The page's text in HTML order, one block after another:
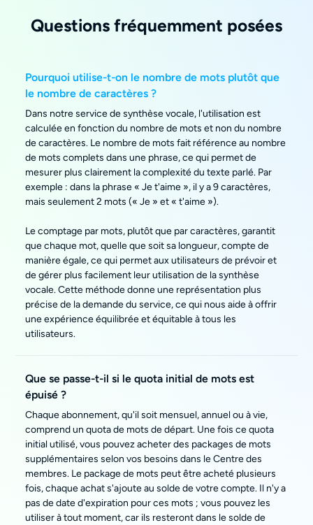
Questions fréquemment posées
Pourquoi utilise-t-on le nombre de mots plutôt que
le nombre de caractères ?
Dans notre service de synthèse vocale, l'utilisation est
calculée en fonction du nombre de mots et non du nombre
de caractères. Le nombre de mots fait référence au nombre
de mots complets dans une phrase, ce qui permet de
mesurer plus clairement la complexité du texte parlé. Par
exemple : dans la phrase « Je t'aime », il y a 9 caractères,
mais seulement 2 mots (« Je » et « t'aime »).
Le comptage par mots, plutôt que par caractères, garantit
que chaque mot, quelle que soit sa longueur, compte de
manière égale, ce qui permet aux utilisateurs de prévoir et
de gérer plus facilement leur utilisation de la synthèse
vocale. Cette méthode donne une représentation plus
précise de la demande du service, ce qui nous aide à offrir
une expérience équilibrée et équitable à tous les
utilisateurs.
Que se passe-t-il si le quota initial de mots est
épuisé ?
Chaque abonnement, qu'il soit mensuel, annuel ou à vie,
comprend un quota de mots de départ. Une fois ce quota
initial utilisé, vous pouvez acheter des packages de mots
supplémentaires selon vos besoins dans le Centre des
membres. Le package de mots peut être acheté plusieurs
fois, chaque achat s'ajoute au solde de votre compte. Il n'y a
pas de date d'expiration pour ces mots ; vous pouvez les
utiliser à tout moment, car ils resteront dans le solde de